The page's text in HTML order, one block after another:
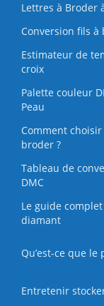
Lettres à Broder
Conversion fils à
Estimateur de
croix
Palette couleur
Peau
Comment choisir
broder ?
Tableau de
DMC
Le guide
diamant
Qu’est-ce que le
Entretenir